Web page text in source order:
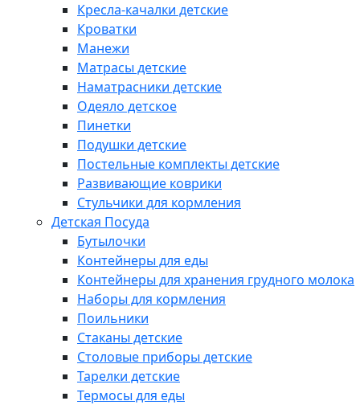
Кресла-качалки детские
Кроватки
Манежи
Матрасы детские
Наматрасники детские
Одеяло детское
Пинетки
Подушки детские
Постельные комплекты детские
Развивающие коврики
Стульчики для кормления
Детская Посуда
Бутылочки
Контейнеры для еды
Контейнеры для хранения грудного молока
Наборы для кормления
Поильники
Стаканы детские
Столовые приборы детские
Тарелки детские
Термосы для еды